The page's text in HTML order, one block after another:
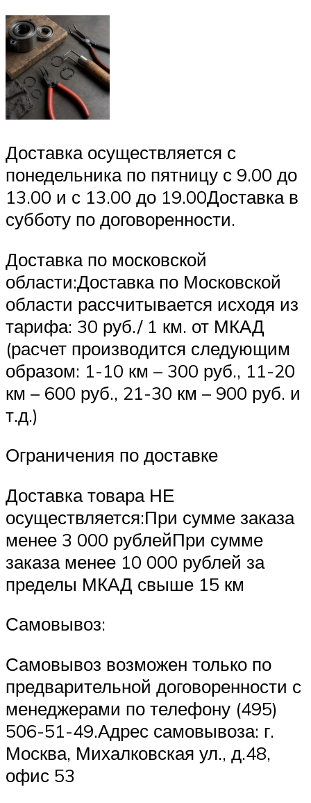
Доставка осуществляется с
понедельника по пятницу с 9.00 до
13.00 и с 13.00 до 19.00Доставка в
субботу по договоренности.
Доставка по московской
области:Доставка по Московской
области рассчитывается исходя из
тарифа: 30 руб./ 1 км. от МКАД
(расчет производится следующим
образом: 1-10 км – 300 руб., 11-20
км – 600 руб., 21-30 км – 900 руб. и
т.д.)
Ограничения по доставке
Доставка товара НЕ
осуществляется:При сумме заказа
менее 3 000 рублейПри сумме
заказа менее 10 000 рублей за
пределы МКАД свыше 15 км
Самовывоз:
Самовывоз возможен только по
предварительной договоренности с
менеджерами по телефону (495)
506-51-49.Адрес самовывоза: г.
Москва, Михалковская ул., д.48,
офис 53